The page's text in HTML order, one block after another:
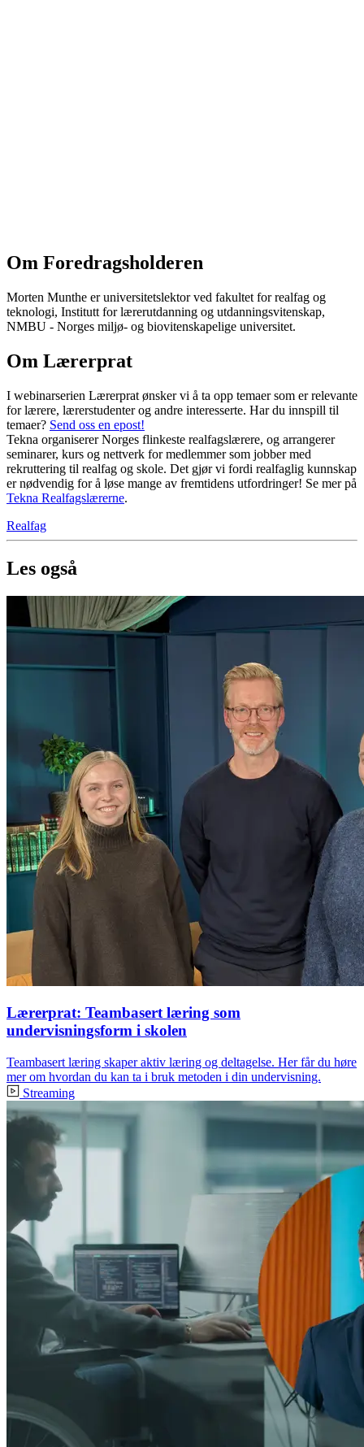
Om Foredragsholderen
Morten Munthe er universitetslektor ved fakultet for realfag og
teknologi, Institutt for lærerutdanning og utdanningsvitenskap,
NMBU - Norges miljø- og biovitenskapelige universitet.
Om Lærerprat
I webinarserien Lærerprat ønsker vi å ta opp temaer som er relevante
for lærere, lærerstudenter og andre interesserte. Har du innspill til
temaer? Send oss en epost!
Tekna organiserer Norges flinkeste realfagslærere, og arrangerer
seminarer, kurs og nettverk for medlemmer som jobber med
rekruttering til realfag og skole. Det gjør vi fordi realfaglig kunnskap
er nødvendig for å løse mange av fremtidens utfordringer! Se mer på
Tekna Realfagslærerne.
Realfag
Les også
Lærerprat: Teambasert læring som
undervisningsform i skolen
Teambasert læring skaper aktiv læring og deltagelse. Her får du høre
mer om hvordan du kan ta i bruk metoden i din undervisning.
Streaming